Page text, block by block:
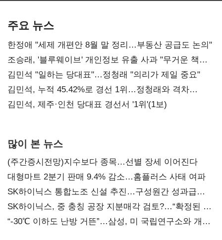
주요 뉴스
한정애 "세제 개편안 8월 말 정리…부동산 공급도 논의"
조승래, '블루웨이브' 개인정보 유출 사과 "무거운 책임
통감"
김민석 "일하는 당대표"…정청래 "의리가 제일 중요"
김민석, 누적 45.42%로 경선 1위…정청래와 격차
0.86%p(2보)
김민석, 제주·인천 당대표 경선서 '1위'(1보)
많이 본 뉴스
(주간증시전망)지수보다 종목…선별 장세 이어진다
대형마트 2분기 판매 9.4% 감소…홈플러스 사태 여파
SK하이닉스 통합노조 신설 추진…구성원간 성과급
불만 확산
SK하이닉스, 중 충칭 공장 지분매각 검토?…“확정된 바
없어”
“-30℃ 이하도 난방 거뜬”…삼성, 미 국립연구소와 개발